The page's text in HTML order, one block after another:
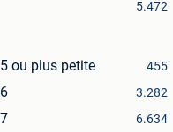
5.472
ou plus petite
455
3.282
6.634